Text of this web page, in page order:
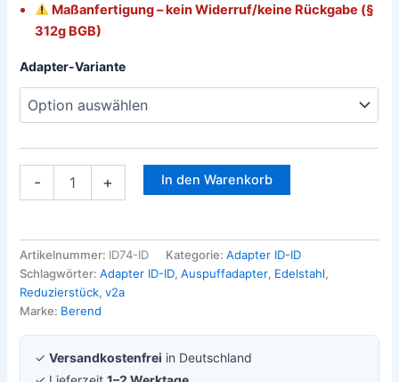
Maßanfertigung – kein Widerruf/keine Rückgabe (§
312g BGB)
Adapter-Variante
- + In den Warenkorb
Artikelnummer: ID74-ID Kategorie:Adapter ID-ID
Schlagwörter:Adapter ID-ID,Auspuffadapter, Edelstahl,
Reduzierstück,v2a
Marke: Berend
✓Versandkostenfrei in Deutschland